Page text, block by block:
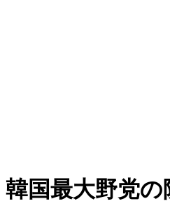
韓国最大野党